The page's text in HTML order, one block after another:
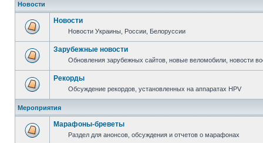
Новости
Новости
Новости Украины, России, Белоруссии
Зарубежные новости
Обновления зарубежных сайтов, новые веломобили, новости
Рекорды
Обсуждение рекордов, установленных на аппаратах HPV
Мероприятия
Марафоны-бреветы
Раздел для анонсов, обсуждения и отчетов о марафонах